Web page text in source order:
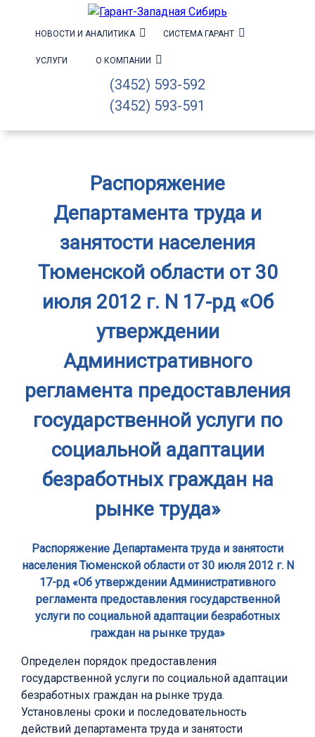
НОВОСТИ И АНАЛИТИКА СИСТЕМА ГАРАНТ
УСЛУГИ О КОМПАНИИ
(3452) 593-592
(3452) 593-591
Распоряжение
Департамента труда и
занятости населения
Тюменской области от 30
июля 2012 г. N 17-рд «Об
утверждении
Административного
регламента предоставления
государственной услуги по
социальной адаптации
безработных граждан на
рынке труда»
Распоряжение Департамента труда и занятости
населения Тюменской области от 30 июля 2012 г. N
17-рд «Об утверждении Административного
регламента предоставления государственной
услуги по социальной адаптации безработных
граждан на рынке труда»
Определен порядок предоставления
государственной услуги по социальной адаптации
безработных граждан на рынке труда.
Установлены сроки и последовательность
действий департамента труда и занятости